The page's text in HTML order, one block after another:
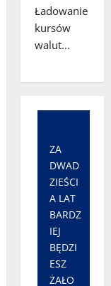
Ładowanie
kursów
walut...
ZA
DWAD
ZIEŚCI
A LAT
BARDZ
IEJ
BĘDZI
ESZ
ŻAŁO